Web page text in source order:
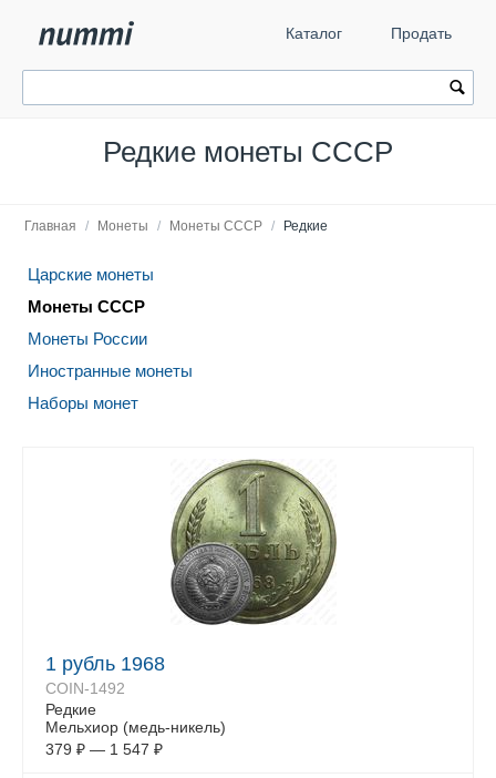
Каталог Продать
Редкие монеты СССР
Главная / Монеты / Монеты СССР / Редкие
Царские монеты
Монеты СССР
Монеты России
Иностранные монеты
Наборы монет
1 рубль 1968
COIN-1492
Редкие
Мельхиор (медь-никель)
379 ₽ — 1 547 ₽